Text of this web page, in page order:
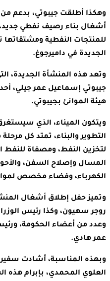
وهكذا أطلقت جيبوتي، بدعم من
أشغال بناء رصيف نفطي
للمنتجات النفطية ومشتقاتها
الجديدة في داميرجوغ.
وتعد هذه المنشأة الجديدة،
جيبوتي إسماعيل عمر جيلي،
هيئة الموانئ بجيبوتي.
ويتكون الميناء، الذي
لتخزين النفط، ومصفاة للنفط
المسال وإصلاح السفن،
الكهرباء، وفضاء مخصص لمواد
وتميز حفل إطلاق أشغال
روجر سهيون، وكذا رئيس
وعدد من أعضاء الحكومة،
عمر هادي.
وبهذه المناسبة، أشادت سفيرة
العلوي المحمدي، بإبرام هذه